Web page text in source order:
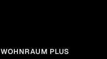
WOHNRAUM PLUS